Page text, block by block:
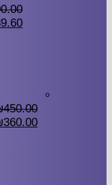
450.00
360.00